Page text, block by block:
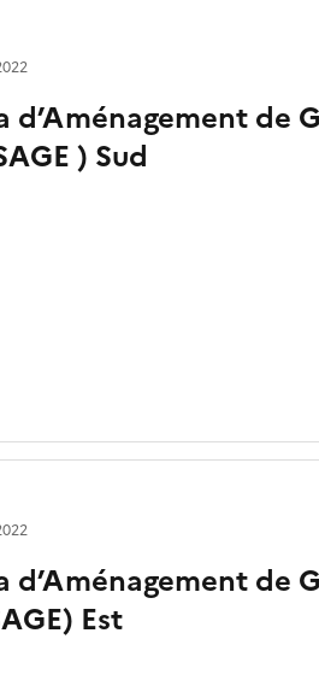
d’Aménagement de
) Sud
d’Aménagement de
Est